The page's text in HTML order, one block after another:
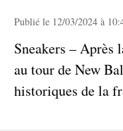
Publié le 12/03/2024 à
Sneakers – Après
au tour de New
historiques de la